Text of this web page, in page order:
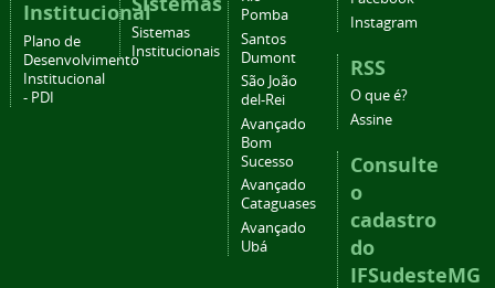
Institucional
Plano de
Desenvolvimento
Institucional
- PDI
Sistemas
Institucionais
Pomba
Santos
Dumont
São João
del-Rei
Avançado
Bom
Sucesso
Avançado
Cataguases
Avançado
Ubá
Instagram
RSS
O que é?
Assine
Consulte
o
cadastro
do
IFSudesteMG